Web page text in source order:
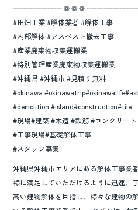
┈┈┈┈┈┈┈ ❁ ❁ ❁
#田畑工業 #解体業者 #解体工事
#内部解体 #アスベスト撤去工事
#産業廃棄物収集運搬業
#特別管理産業廃棄物収集運搬業
#沖縄県 #沖縄市 #見積り無料
#okinawa
#demolition #island#construction#tile
#現場#建築 #木造 #鉄筋 #コンクリート
#工事現場#基礎解体工事
#スタッフ募集
沖縄県沖縄市エリアにある解体工事業
様に満足していただけるように迅速、
高い建物解体を目指し、様々な建物の